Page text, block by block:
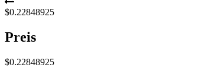
$0.22848925
Preis
$0.22848925